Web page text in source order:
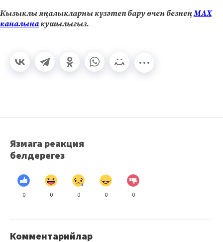
Кызыклы яңалыкларны күзәтеп бару өчен безнеңМАХ
каналынакушылыгыз.
Язмага реакция
белдерегез
0 0 0 0 0
Комментарийлар